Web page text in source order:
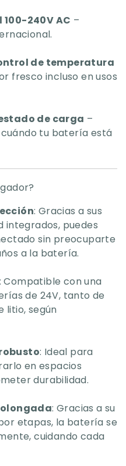
240V AC –
de temperatura
fresco incluso en usos
de carga –
tu batería está
: Gracias a sus
integrados, puedes
sin preocuparte
a la batería.
: Compatible con una
de 24V, tanto de
litio, según
: Ideal para
en espacios
durabilidad.
: Gracias a su
etapas, la batería se
cuidando cada